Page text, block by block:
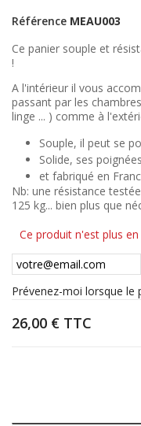
Référence MEAU003
Ce panier souple et
!
A l'intérieur il vous
passant par les
linge ... ) comme à
Souple, il peut se
Solide, ses
et fabriqué en
Nb: une résistance
125 kg... bien plus que
Ce produit n'est plus
Prévenez-moi lorsque le
26,00 € TTC